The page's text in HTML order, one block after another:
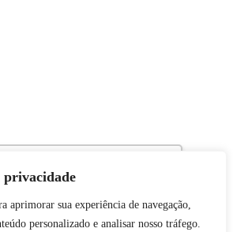
oferecer melhor
o desempenho, analisar
em nosso site e
Ao utilizar este site, você
privacidade
aprimorar sua experiência de navegação,
personalizado e analisar nosso tráfego.